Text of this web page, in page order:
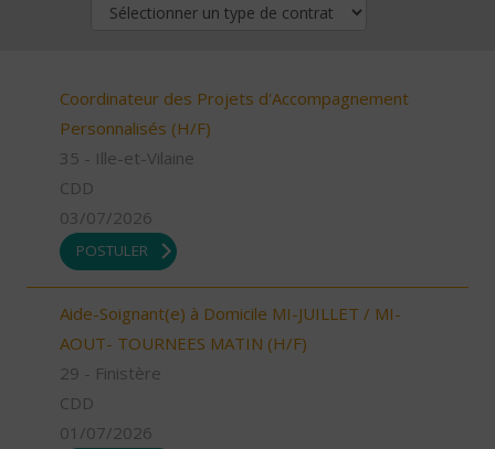
Coordinateur des Projets d'Accompagnement
Personnalisés (H/F)
35 - Ille-et-Vilaine
CDD
03/07/2026
POSTULER
Aide-Soignant(e) à Domicile MI-JUILLET / MI-
AOUT- TOURNEES MATIN (H/F)
29 - Finistère
CDD
01/07/2026